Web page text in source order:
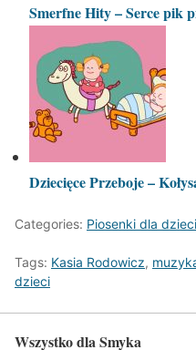
Smerfne Hity – Serce pik
Dziecięce Przeboje –
Categories: Piosenki dla dzieci
Tags: Kasia Rodowicz,
dzieci
Wszystko dla Smyka